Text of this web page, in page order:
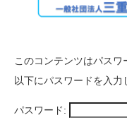
このコンテンツはパス
以下にパスワードを入力
パスワード: